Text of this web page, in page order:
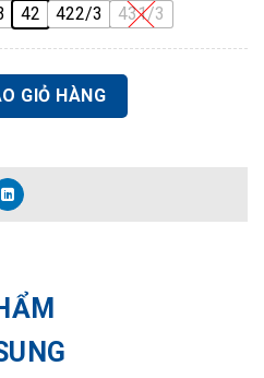
42 422/3 431/3
13 IH2967 số lượng
GIỎ HÀNG